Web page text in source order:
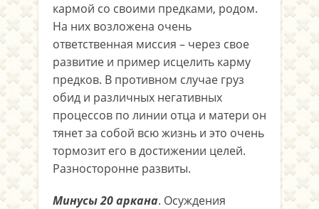
кармой со своими предками, родом.
На них возложена очень
ответственная миссия – через свое
развитие и пример исцелить карму
предков. В противном случае груз
обид и различных негативных
процессов по линии отца и матери он
тянет за собой всю жизнь и это очень
тормозит его в достижении целей.
Разносторонне развиты.
Минусы 20 аркана. Осуждения